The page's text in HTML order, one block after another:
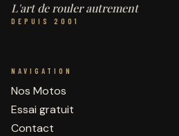
L'art de rouler autrement
DEPUIS 2001
NAVIGATION
Nos Motos
Essai gratuit
Contact